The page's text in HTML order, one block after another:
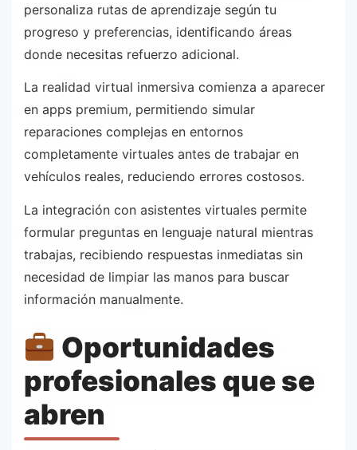
personaliza rutas de aprendizaje según tu
progreso y preferencias, identificando áreas
donde necesitas refuerzo adicional.
La realidad virtual inmersiva comienza a aparecer
en apps premium, permitiendo simular
reparaciones complejas en entornos
completamente virtuales antes de trabajar en
vehículos reales, reduciendo errores costosos.
La integración con asistentes virtuales permite
formular preguntas en lenguaje natural mientras
trabajas, recibiendo respuestas inmediatas sin
necesidad de limpiar las manos para buscar
información manualmente.
Oportunidades
profesionales que se
abren